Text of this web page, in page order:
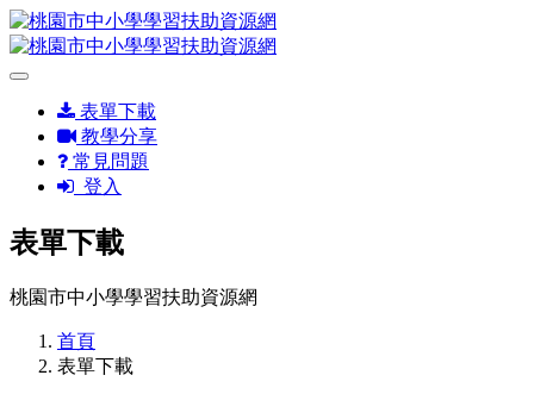
表單下載
教學分享
常見問題
登入
表單下載
桃園市中小學學習扶助資源網
首頁
表單下載